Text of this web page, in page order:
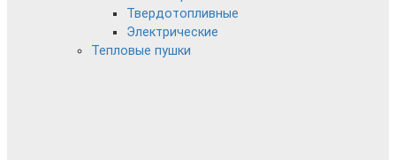
Твердотопливные
Электрические
Тепловые пушки